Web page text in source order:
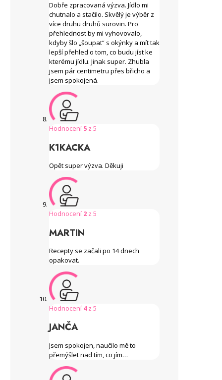
Dobře zpracovaná výzva. Jídlo mi
chutnalo a stačilo. Skvělý je výběr z
více druhu druhů surovin. Pro
přehlednost by mi vyhovovalo,
kdyby šlo „šoupat“ s okýnky a mít tak
lepší přehled o tom, co budu jíst ke
kterému jídlu. Jinak super. Zhubla
jsem pár centimetru přes břicho a
jsem spokojená.
Hodnocení 5 z 5
K1KACKA
Opět super výzva. Děkuji
Hodnocení 2z 5
MARTIN
Recepty se začali po 14 dnech
opakovat.
Hodnocení 4z 5
JANČA
Jsem spokojen, naučilo mě to
přemýšlet nad tím, co jím…